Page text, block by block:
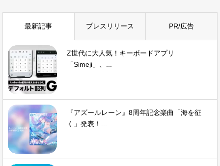
最新記事 プレスリリース PR/広告
Z世代に大人気！キーボードアプリ
「Simeji」、...
『アズールレーン』8周年記念楽曲「海を征
く」発表！...